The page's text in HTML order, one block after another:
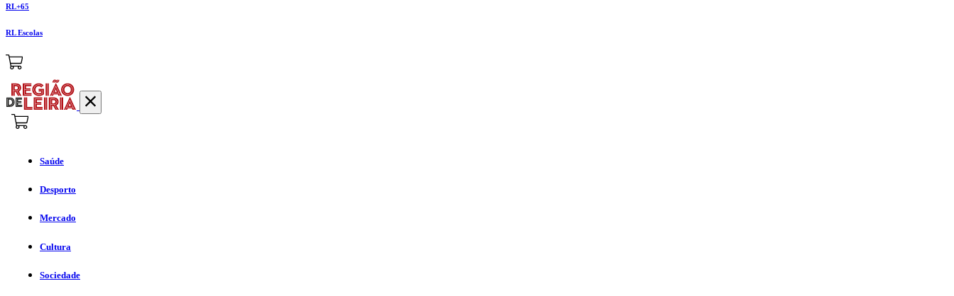
RL+65
RL Escolas
Saúde
Desporto
Mercado
Cultura
Sociedade